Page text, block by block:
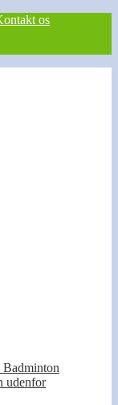
os
Badminton
udenfor